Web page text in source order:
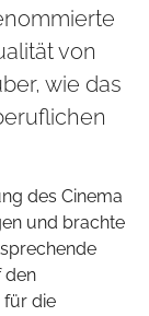
von
wie das
des Cinema
und brachte
den
für die